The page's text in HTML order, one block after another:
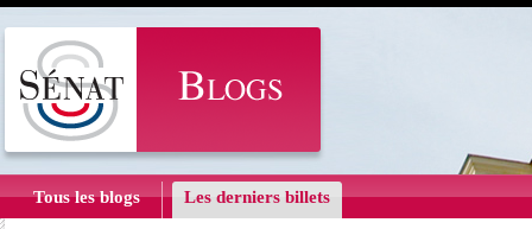
Tous les blogs Les derniers billets